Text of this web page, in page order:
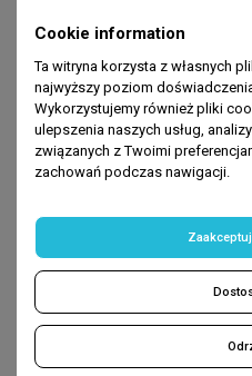
Cookie information
Ta witryna korzysta z własnych
najwyższy poziom
Wykorzystujemy również pliki
ulepszenia naszych usług,
związanych z Twoimi
zachowań podczas nawigacji.